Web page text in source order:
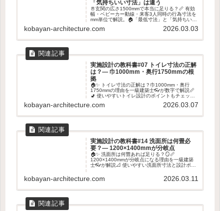
「気持ちいい寸法」は違う
🚪玄関の広さ1500mmで本当に足りる？📏 有効
幅・ベビーカー動線・来客3人同時の行為寸法を
mm単位で解説。🏠「最低寸法」と「気持ちいい
寸法」の違いを建築士がやさしく整理します👓
✨
kobayan-architecture.com 2026.03.03
実施設計の教科書#07 トイレ寸法の正解
は？― 巾1000mm・奥行1750mmの根
拠
🏠✨ トイレ寸法の正解は？巾1000mm・奥行
1750mmの理由を一級建築士👓が数字で解説📏
🚽 使いやすいトイレ設計のポイントもチェッ
kobayan-architecture.com 2026.03.07
実施設計の教科書#14 洗面所は何畳必
要？― 1200×1400mmが分岐点
🏠✨ 洗面所は何畳あれば足りる？🪞📏
1200×1400mmが分岐点になる理由を一級建築
士👓が解説📐 使いやすい洗面所寸法と設計ポイ
kobayan-architecture.com 2026.03.11